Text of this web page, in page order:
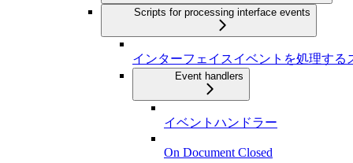
Scripts for processing interface events
インターフェイスイベントを処理する
Event handlers
イベントハンドラー
On Document Closed